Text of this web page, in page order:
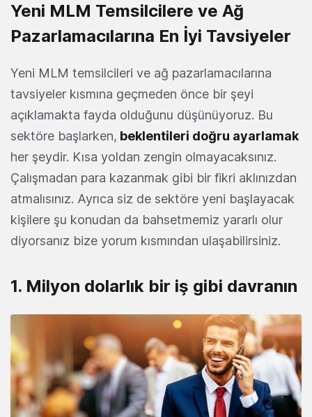
Yeni MLM Temsilcilere ve Ağ
Pazarlamacılarına En İyi Tavsiyeler
Yeni MLM temsilcileri ve ağ pazarlamacılarına
tavsiyeler kısmına geçmeden önce bir şeyi
açıklamakta fayda olduğunu düşünüyoruz. Bu
sektöre başlarken, beklentileri doğru ayarlamak
her şeydir. Kısa yoldan zengin olmayacaksınız.
Çalışmadan para kazanmak gibi bir fikri aklınızdan
atmalısınız. Ayrıca siz de sektöre yeni başlayacak
kişilere şu konudan da bahsetmemiz yararlı olur
diyorsanız bize yorum kısmından ulaşabilirsiniz.
1. Milyon dolarlık bir iş gibi davranın